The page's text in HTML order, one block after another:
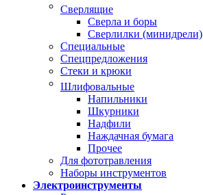
Сверлящие
Сверла и боры
Сверлилки (минидрели)
Специальные
Спецпредложения
Стеки и крюки
Шлифовальные
Напильники
Шкурники
Надфили
Наждачная бумага
Прочее
Для фототравления
Наборы инструментов
Электроинструменты